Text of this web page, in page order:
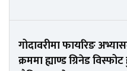
गोदावरीमा फायरिङ
क्रममा ह्याण्ड ग्रिनेड